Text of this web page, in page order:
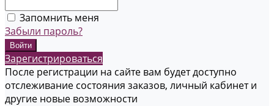
Запомнить меня
Забыли пароль?
Зарегистрироваться
После регистрации на сайте вам будет доступно
отслеживание состояния заказов, личный кабинет и
другие новые возможности